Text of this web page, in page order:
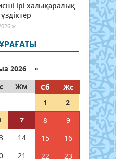
ірі халықаралық
ж.
2026 »
Жм Сб
Жс
1
2
7 8
9
14 15
16
21 22 23